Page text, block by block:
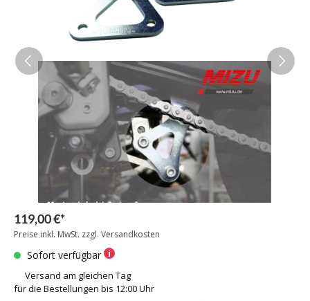
119,00 €*
Preise inkl. MwSt. zzgl. Versandkosten
Sofort verfügbar
Versand am gleichen Tag
für die Bestellungen bis 12:00 Uhr